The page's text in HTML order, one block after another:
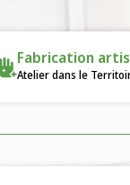
Fabrication
Atelier dans le